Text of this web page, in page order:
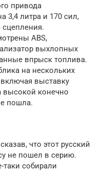
привода
3,4 литра и 170 сил,
сцепления.
ABS,
выхлопных
впрыск топлива.
на нескольких
выставку
высокой конечно
пошла.
что этот русский
не пошел в серию.
таки собирали